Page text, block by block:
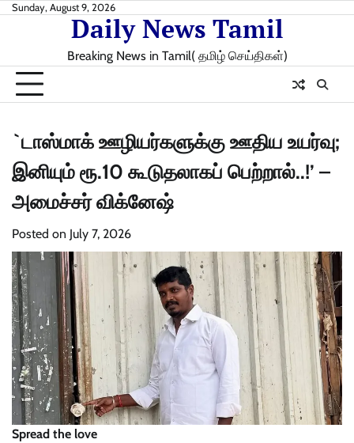
SkipSunday, August 9, 2026
Daily News Tamil
Breaking News in Tamil( தமிழ் செய்திகள்)
`டாஸ்மாக் ஊழியர்களுக்கு ஊதிய உயர்வு;
இனியும் ரூ.10 கூடுதலாகப் பெற்றால்..!’ –
அமைச்சர் விக்னேஷ்
Posted on July 7, 2026
Spread the love